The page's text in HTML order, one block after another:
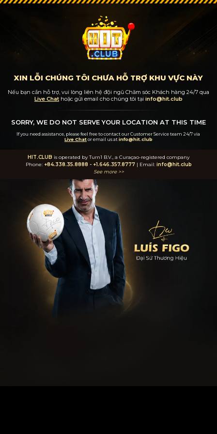
XIN LỖI CHÚNG TÔI CHƯA HỖ TRỢ KHU VỰC NÀY
Nếu bạn cần hỗ trợ, vui lòng liên hệ đội ngũ Chăm sóc Khách hàng 24/7 qua
Live Chathoặc gửi email cho chúng tôi tại info@hit.club
SORRY, WE DO NOT SERVE YOUR LOCATION AT THIS TIME
If you need assistance, please feel free to contact our Customer Service team 24/7via
Live Chator email us atinfo@hit.club
HIT.CLUB is operated by Turn1 B.V., a Curaçao-registered company
Phone: +84.338.35.8888 - +1.646.357.8777| Email: info@hit.club
See more >>